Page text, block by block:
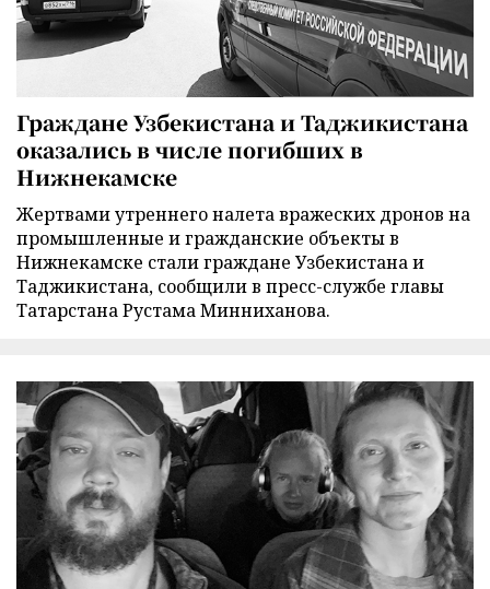
Граждане Узбекистана и Таджикистана
оказались в числе погибших в
Нижнекамске
Жертвами утреннего налета вражеских дронов на
промышленные и гражданские объекты в
Нижнекамске стали граждане Узбекистана и
Таджикистана, сообщили в пресс-службе главы
Татарстана Рустама Минниханова.